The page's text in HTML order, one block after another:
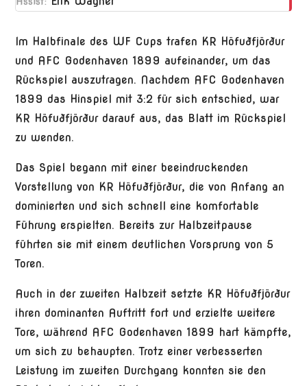
Im Halbfinale des WF Cups trafen KR Höfuðfjörður
und AFC Godenhaven 1899 aufeinander, um das
Rückspiel auszutragen. Nachdem AFC Godenhaven
1899 das Hinspiel mit 3:2 für sich entschied, war
KR Höfuðfjörður darauf aus, das Blatt im Rückspiel
zu wenden.
Das Spiel begann mit einer beeindruckenden
Vorstellung von KR Höfuðfjörður, die von Anfang an
dominierten und sich schnell eine komfortable
Führung erspielten. Bereits zur Halbzeitpause
führten sie mit einem deutlichen Vorsprung von 5
Toren.
Auch in der zweiten Halbzeit setzte KR Höfuðfjörður
ihren dominanten Auftritt fort und erzielte weitere
Tore, während AFC Godenhaven 1899 hart kämpfte,
um sich zu behaupten. Trotz einer verbesserten
Leistung im zweiten Durchgang konnten sie den